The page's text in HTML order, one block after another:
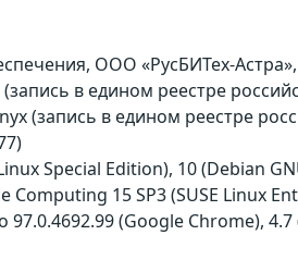
ООО «РусБИТех-
в едином реестре
(запись в едином реестре
Special Edition), 10 (Debian
15 SP3 (SUSE Linux
97.0.4692.99 (Google Chrome),